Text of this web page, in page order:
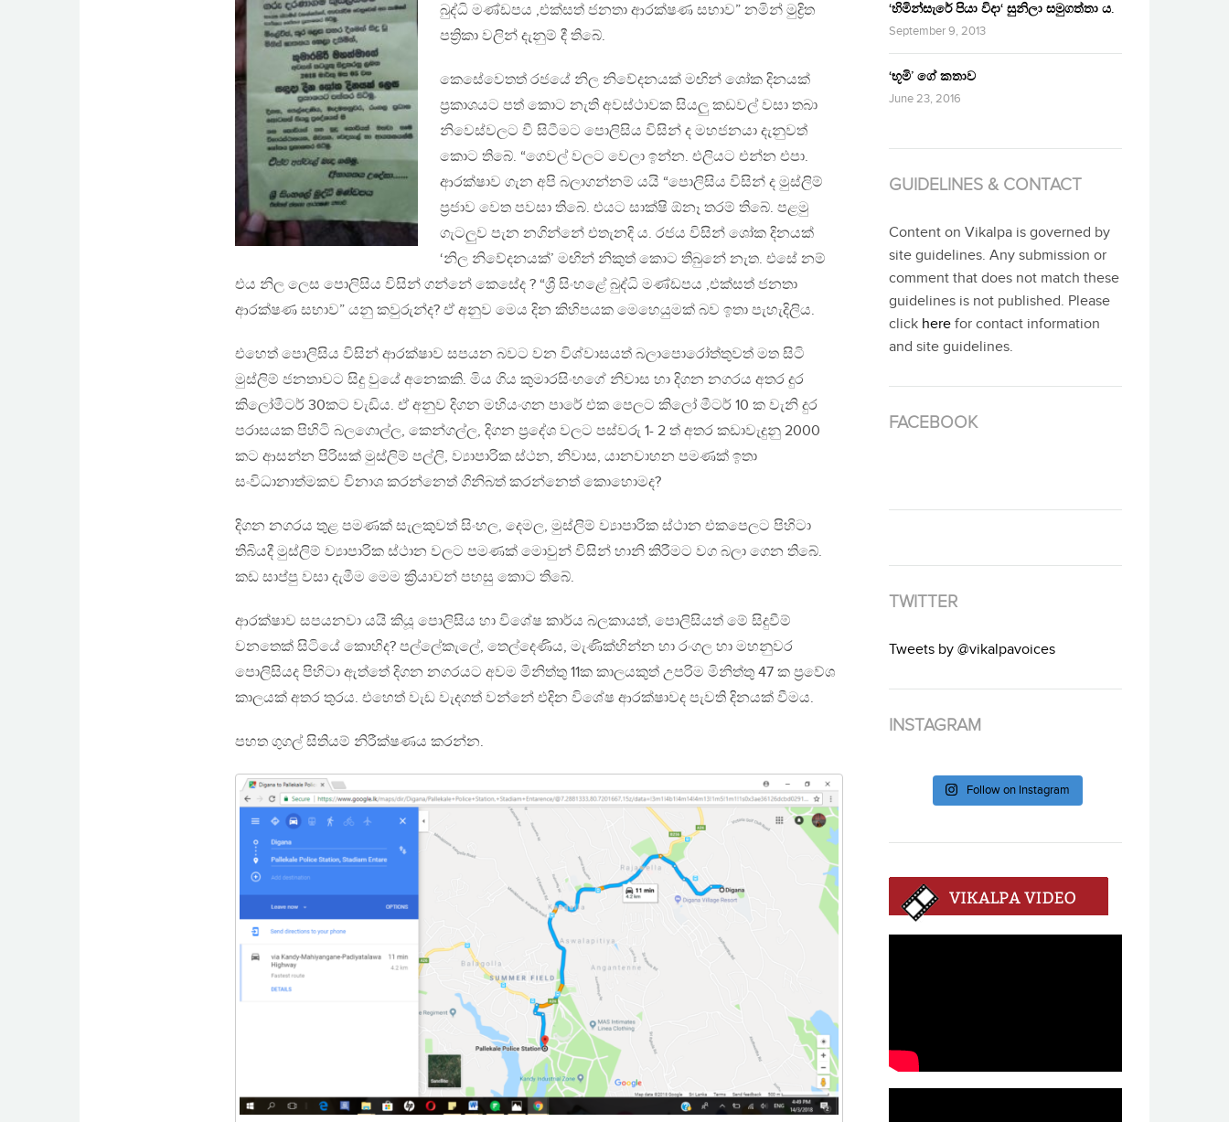
බුද්ධි මණ්ඩපය ,එක්සත් ජනතා ආරක්ෂණ සභාව” නමින් මුද්‍රිත
පත්‍රිකා වලින් දැනුම් දී තිබේ.
කෙසේවෙතත් රජයේ නිල නිවේදනයක් මඟින් ශෝක දිනයක්
ප්‍රකාශයට පත් කොට නැති අවස්ථාවක සියලු කඩවල් වසා තබා
නිවෙස්වලට වී සිටීමට පොලිසිය විසින් ද මහජනයා දැනුවත්
කොට තිබේ. “ගෙවල් වලට වෙලා ඉන්න. එලියට එන්න එපා.
ආරක්ෂාව ගැන අපි බලාගන්නම් යයි “පොලිසිය විසින් ද මුස්ලිම්
ප්‍රජාව වෙත පවසා තිබේ. එයට සාක්ෂි ඕනෑ තරම් තිබේ. පළමු
ගැටලුව පැන නගින්නේ එතැනදි ය. රජය විසින් ශෝක දිනයක්
‘නිල නිවේදනයක්’ මඟින් නිකුත් කොට තිබුනේ නැත. එසේ නම්
එය නිල ලෙස පොලිසිය විසින් ගන්නේ කෙසේද ? “ශ්‍රී සිංහළේ බුද්ධි මණ්ඩපය ,එක්සත් ජනතා
ආරක්ෂණ සභාව” යනු කවුරුන්ද? ඒ අනුව මෙය දින කිහිපයක මෙහෙයුමක් බව ඉතා පැහැදිලිය.
එහෙත් පොලිසිය විසින් ආරක්ෂාව සපයන බවට වන විශ්වාසයත් බලාපොරෝත්තුවත් මත සිටි
මුස්ලිම් ජනතාවට සිදු වුයේ අනෙකකි. මිය ගිය කුමාරසිංහගේ නිවාස හා දිගන නගරය අතර දුර
කිලෝමීටර් 30කට වැඩිය. ඒ අනුව දිගන මහියංගන පාරේ එක පෙලට කිලෝ මීටර් 10 ක වැනි දුර
පරාසයක පිහිටි බලගොල්ල, කෙන්ගල්ල, දිගන ප්‍රදේශ වලට පස්වරු 1- 2 ත් අතර කඩාවැදුනු 2000
කට ආසන්න පිරිසක් මුස්ලිම් පල්ලි, ව්‍යාපාරික ස්ථන, නිවාස, යානවාහන පමණක් ඉතා
සංවිධානාත්මකව විනාශ කරන්නෙත් ගිනිබත් කරන්නෙත් කොහොමද?
දිගන නගරය තුළ පමණක් සැලකුවත් සිංහල, දෙමල, මුස්ලිම් ව්‍යාපාරික ස්ථාන එකපෙලට පිහිටා
තිබියදී මුස්ලිම් ව්‍යාපාරික ස්ථාන වලට පමණක් මොවුන් විසින් හානි කිරීමට වග බලා ගෙන තිබේ.
කඩ සාප්පු වසා දැමීම මෙම ක්‍රියාවන් පහසු කොට තිබේ.
ආරක්ෂාව සපයනවා යයි කියූ පොලිසිය හා විශේෂ කාර්ය බලකායත්, පොලිසියත් මේ සිදුවීම්
වනතෙක් සිටියේ කොහිද? පල්ලේකැලේ, තෙල්දෙණිය, මැණික්හින්න හා රංගල හා මහනුවර
පොලිසියද පිහිටා ඇත්තේ දිගන නගරයට අවම මිනිත්තු 11ක කාලයකුත් උපරිම මිනිත්තු 47 ක ප්‍රවේශ
කාලයක් අතර තුරය. එහෙත් වැඩ වැදගත් වන්නේ එදින විශේෂ ආරක්ෂාවද පැවති දිනයක් වීමය.
පහත ගුගල් සිතියම් නිරීක්ෂණය කරන්න.
‘හිමින්සැරේ පියා විදා‘ සුනිලා සමුගත්තා ය.
September 9, 2013
‘භූමි’ ගේ කතාව
June 23, 2016
GUIDELINES & CONTACT
Content on Vikalpa is governed by
site guidelines. Any submission or
comment that does not match these
guidelines is not published. Please
click here for contact information
and site guidelines.
FACEBOOK
TWITTER
Tweets by @vikalpavoices
INSTAGRAM
Follow on Instagram